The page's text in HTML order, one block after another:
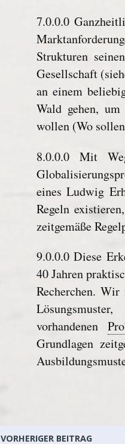
7.0.0.0
Strukturen
Gesellschaft
an einem
Wald gehen,
wollen (Wo
8.0.0.0 Mit
eines Ludwig
Regeln
zeitgemäße
9.0.0.0 Diese
40 Jahren
Recherchen.
vorhandenen
Grundlagen
VORHERIGER BEITRAG